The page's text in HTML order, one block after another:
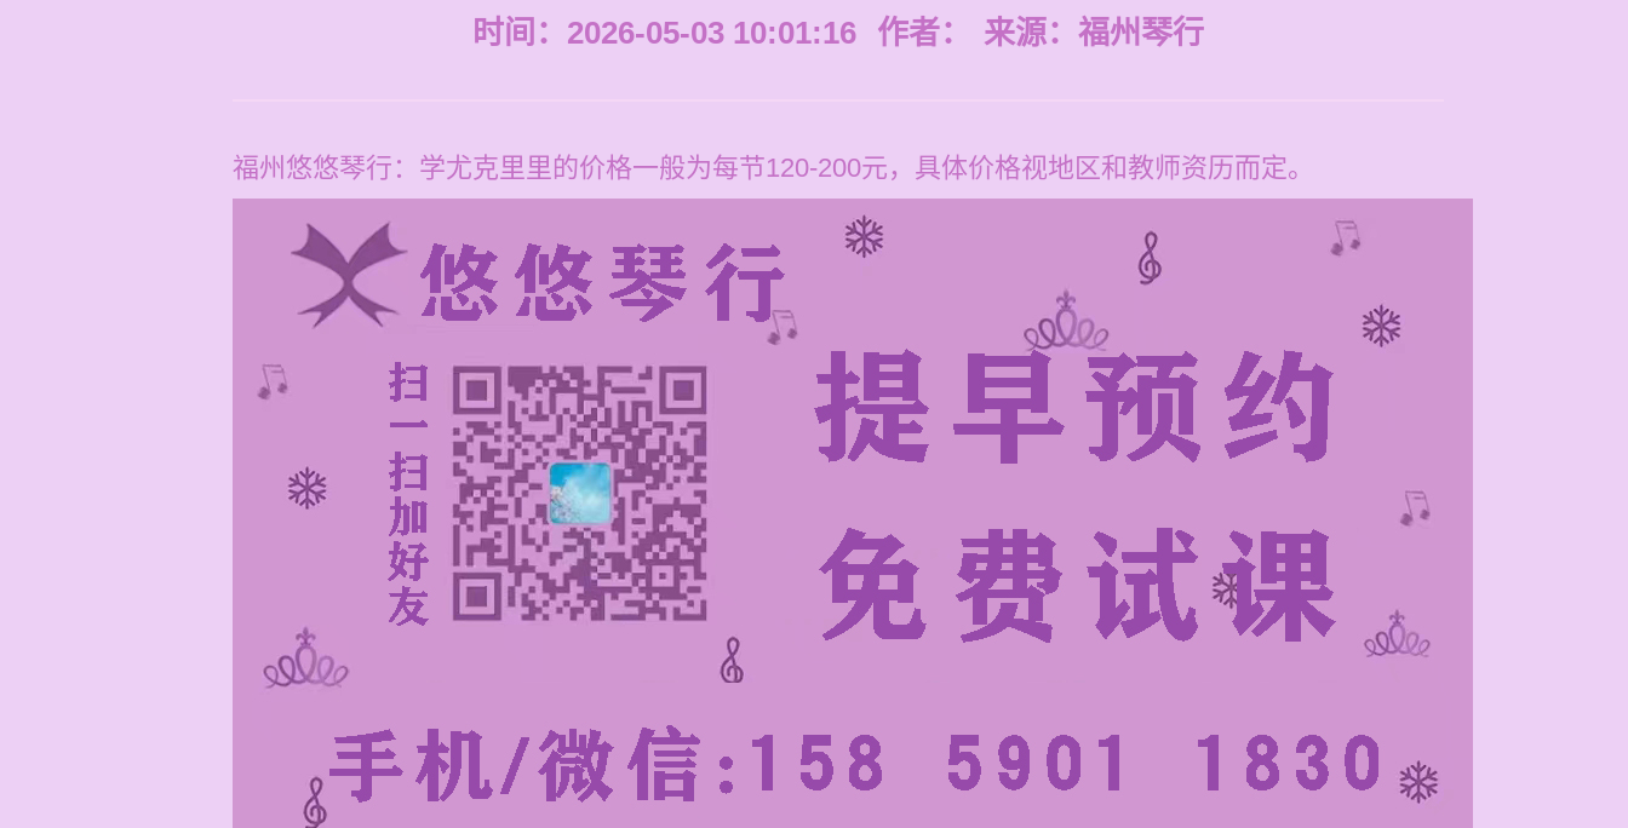
时间：2026-05-03 10:01:16 作者： 来源： 福州琴行
福州悠悠琴行：学尤克里里的价格一般为每节120-200元，具体价格视地区和教师资历而定。